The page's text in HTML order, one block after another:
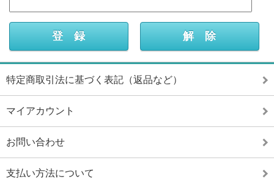
特定商取引法に基づく表記（返品など）
マイアカウント
お問い合わせ
支払い方法について